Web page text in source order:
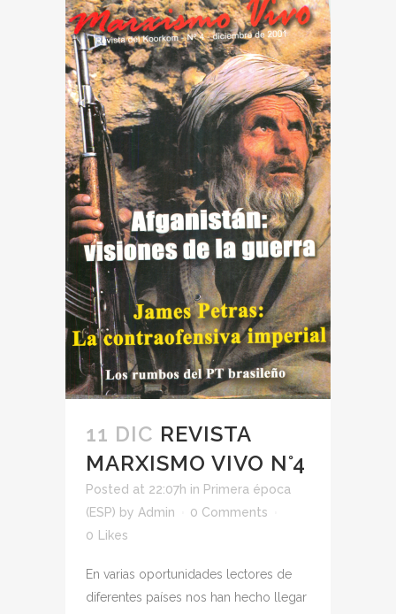
11 DIC REVISTA
MARXISMO VIVO N°4
Posted at 22:07h in Primera época
(ESP) by Admin
0 Comments
0
Likes
En varias oportunidades lectores de
diferentes países nos han hecho llegar